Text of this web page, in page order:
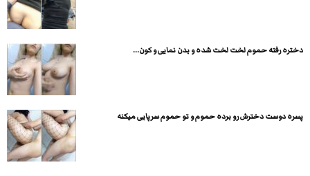
دختره رفته حموم لخت لخت شده و بدن نمایی و کون...
پسره دوست دخترش رو برده حموم و تو حموم سرپایی میکنه